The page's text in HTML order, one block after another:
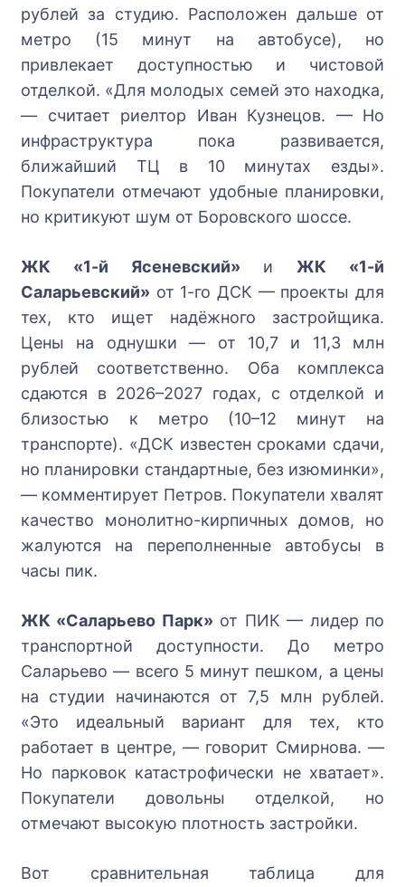
рублей за студию. Расположен дальше от
метро (15 минут на автобусе), но
привлекает доступностью и чистовой
отделкой. «Для молодых семей это находка,
— считает риелтор Иван Кузнецов. — Но
инфраструктура пока развивается,
ближайший ТЦ в 10 минутах езды».
Покупатели отмечают удобные планировки,
но критикуют шум от Боровского шоссе.
ЖК «1-й Ясеневский» и ЖК «1-й
Саларьевский» от 1-го ДСК — проекты для
тех, кто ищет надёжного застройщика.
Цены на однушки — от 10,7 и 11,3 млн
рублей соответственно. Оба комплекса
сдаются в 2026–2027 годах, с отделкой и
близостью к метро (10–12 минут на
транспорте). «ДСК известен сроками сдачи,
но планировки стандартные, без изюминки»,
— комментирует Петров. Покупатели хвалят
качество монолитно-кирпичных домов, но
жалуются на переполненные автобусы в
часы пик.
ЖК «Саларьево Парк» от ПИК — лидер по
транспортной доступности. До метро
Саларьево — всего 5 минут пешком, а цены
на студии начинаются от 7,5 млн рублей.
«Это идеальный вариант для тех, кто
работает в центре, — говорит Смирнова. —
Но парковок катастрофически не хватает».
Покупатели довольны отделкой, но
отмечают высокую плотность застройки.
Вот сравнительная таблица для